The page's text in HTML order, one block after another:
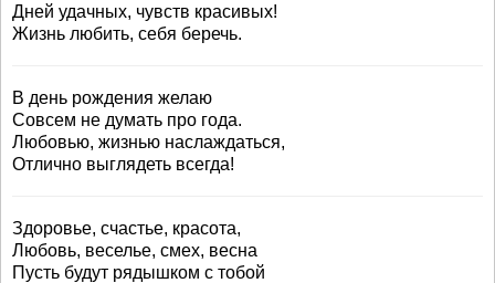
Дней удачных, чувств красивых!
Жизнь любить, себя беречь.
В день рождения желаю
Совсем не думать про года.
Любовью, жизнью наслаждаться,
Отлично выглядеть всегда!
Здоровье, счастье, красота,
Любовь, веселье, смех, весна
Пусть будут рядышком с тобой